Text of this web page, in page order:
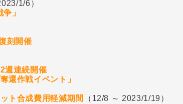
1/6）
」
刻開催
週連続開催
還作戦イベント」
ト合成費用軽減期間
（12/8 ～ 2023/1/19）